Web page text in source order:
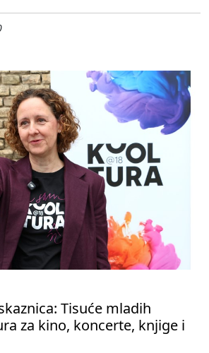
Tisuće mladih
za kino, koncerte, knjige i